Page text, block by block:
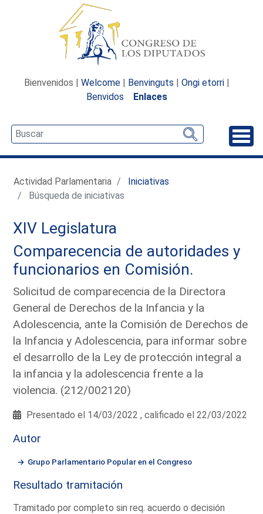
Bienvenidos | Welcome | Benvinguts | Ongi etorri |
Benvidos
Enlaces
Actividad Parlamentaria
Iniciativas
Búsqueda de iniciativas
XIV Legislatura
Comparecencia de autoridades y
funcionarios en Comisión.
Solicitud de comparecencia de la Directora
General de Derechos de la Infancia y la
Adolescencia, ante la Comisión de Derechos de
la Infancia y Adolescencia, para informar sobre
el desarrollo de la Ley de protección integral a
la infancia y la adolescencia frente a la
violencia. (212/002120)
Presentado el 14/03/2022 , calificado el 22/03/2022
Autor
Grupo Parlamentario Popular en el Congreso
Resultado tramitación
Tramitado por completo sin req. acuerdo o decisión